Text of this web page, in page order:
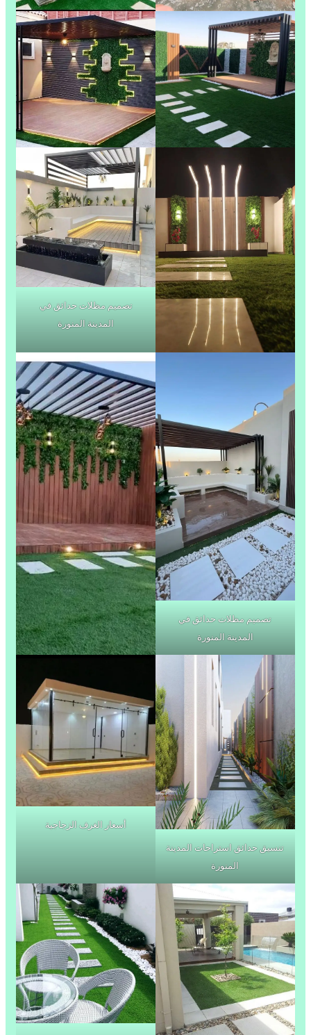
تصميم مظلات حدائق في
المدينة المنورة
تصميم مظلات حدائق في
المدينة المنورة
تنسيق حدائق استراحات المدينة
المنورة
أسعار الغرف الزجاجية